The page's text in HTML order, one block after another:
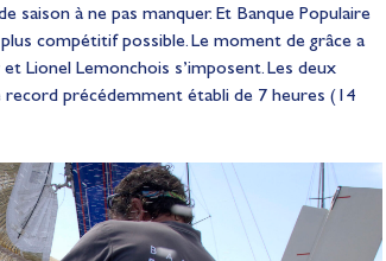
à ne pas manquer. Et Banque Populaire
compétitif possible. Le moment de grâce a
Lionel Lemonchois s’imposent. Les deux
précédemment établi de 7 heures (14